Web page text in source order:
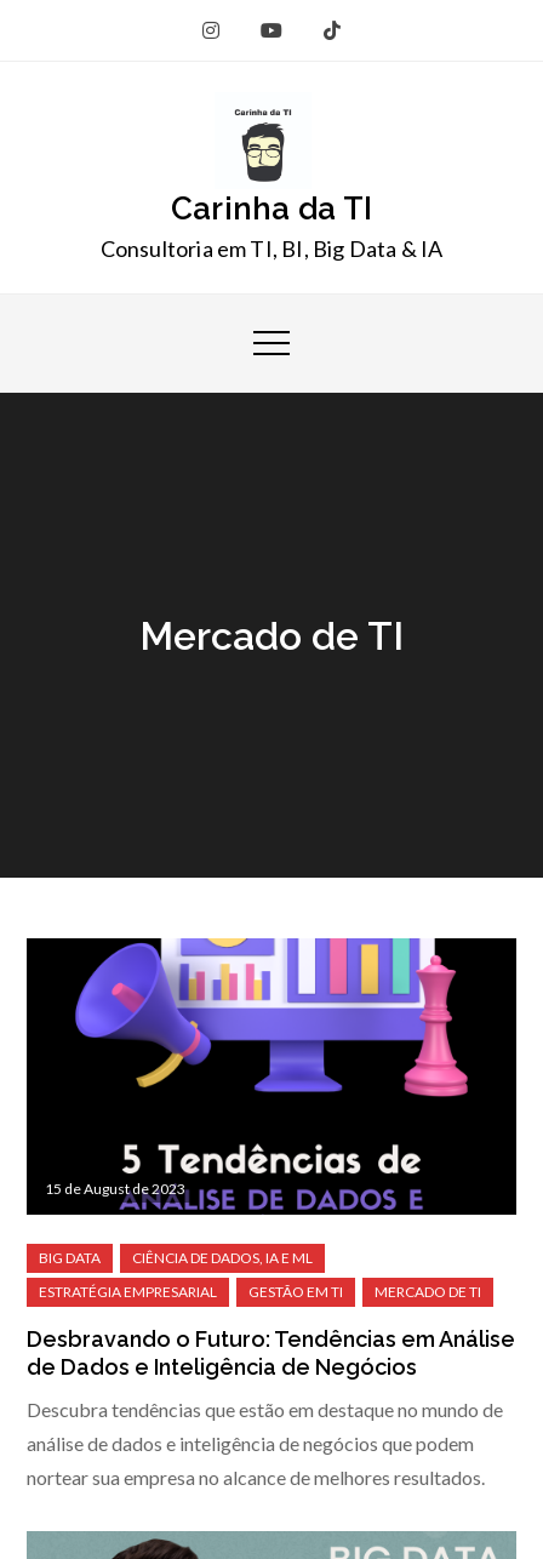
Carinha da TI
Consultoria em TI, BI, Big Data & IA
Mercado de TI
15 de August de 2023
Desbravando o Futuro: Tendências em Análise
de Dados e Inteligência de Negócios
Descubra tendências que estão em destaque no mundo de
análise de dados e inteligência de negócios que podem
nortear sua empresa no alcance de melhores resultados.